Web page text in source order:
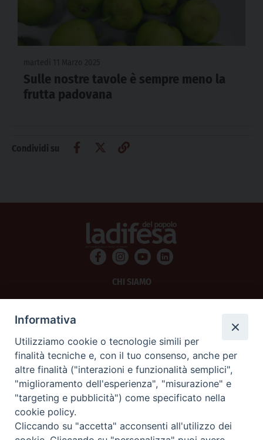
Sulle nostre tavole è sempre meno la
frutta padovana
Condividi su
CHI SIAMO
SCRIVICI
La Difesa srl - P.iva 05125420280
La Difesa del Popolo percepisce i contributi pubblici all'editoria.
La Difesa del Popolo, tramite la Fisc (Federazione Italiana Settimanali Cattolici)
ha aderito allo IAP (Istituto dell'Autodisciplina Pubblicitaria) accettando il Codice
di Autodisciplina della Comunicazione Commerciale.
Informativa
Utilizziamo cookie o tecnologie simili per
finalità tecniche e, con il tuo consenso, anche per
altre finalità ("interazioni e funzionalità semplici",
"miglioramento dell'esperienza", "misurazione" e
"targeting e pubblicità") come specificato nella
cookie policy.
Cliccando su "accetta" acconsenti all'utilizzo dei